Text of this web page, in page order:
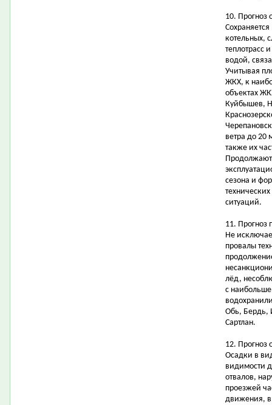
10. Прогноз
котельных,
теплотрасс
водой,
Учитывая
ЖКХ, к
объектах
Куйбышев,
ветра до 20
также их
сезона и
ситуаций.
11. Прогноз
Не
провалы
лёд,
с
Обь, Бердь,
Сартлан.
12. Прогноз
Осадки в
видимости
отвалов,
проезжей
движения, в